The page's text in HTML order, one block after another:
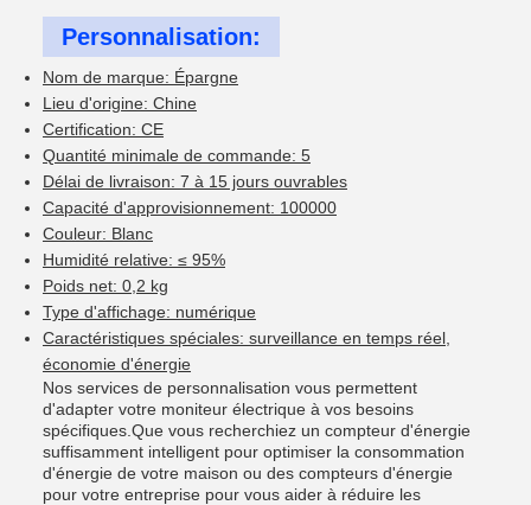
Personnalisation:
Nom de marque: Épargne
Lieu d'origine: Chine
Certification: CE
Quantité minimale de commande: 5
Délai de livraison: 7 à 15 jours ouvrables
Capacité d'approvisionnement: 100000
Couleur: Blanc
Humidité relative: ≤ 95%
Poids net: 0,2 kg
Type d'affichage: numérique
Caractéristiques spéciales: surveillance en temps réel,
économie d'énergie
Nos services de personnalisation vous permettent
d'adapter votre moniteur électrique à vos besoins
spécifiques.Que vous recherchiez un compteur d'énergie
suffisamment intelligent pour optimiser la consommation
d'énergie de votre maison ou des compteurs d'énergie
pour votre entreprise pour vous aider à réduire les